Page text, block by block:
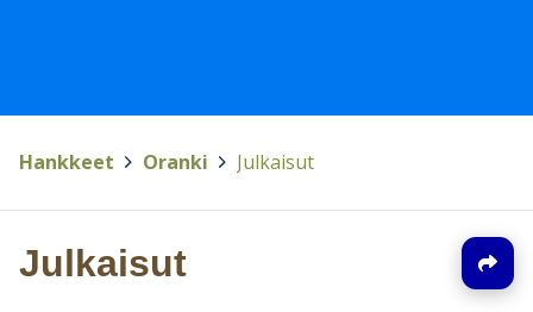
Hankkeet Oranki Julkaisut
Julkaisut